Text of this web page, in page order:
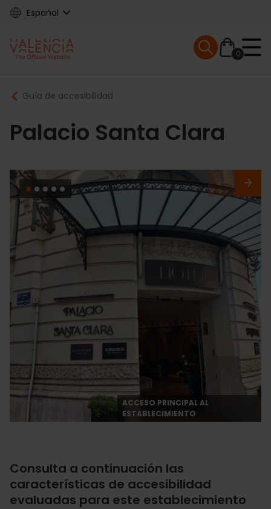
Skip
content
Español
Main
navigation
0
Mobile menu
Breadcrumb
Guía de accesibilidad
Palacio Santa Clara
ACCESO PRINCIPAL AL
ESTABLECIMIENTO
Consulta a continuación las
características de accesibilidad
evaluadas para este establecimiento